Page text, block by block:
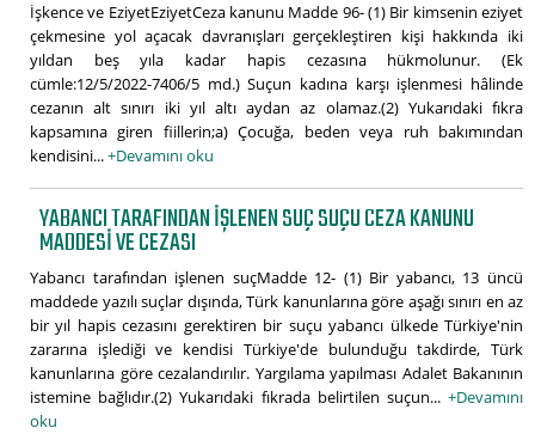
İşkence ve EziyetEziyetCeza kanunu Madde 96- (1) Bir kimsenin eziyet
çekmesine yol açacak davranışları gerçekleştiren kişi hakkında iki
yıldan beş yıla kadar hapis cezasına hükmolunur. (Ek
cümle:12/5/2022-7406/5 md.) Suçun kadına karşı işlenmesi hâlinde
cezanın alt sınırı iki yıl altı aydan az olamaz.(2) Yukarıdaki fıkra
kapsamına giren fiillerin;a) Çocuğa, beden veya ruh bakımından
kendisini...+Devamını oku
YABANCI TARAFINDAN IŞLENEN SUÇ SUÇU CEZA KANUNU
MADDESI VE CEZASI
Yabancı tarafından işlenen suçMadde 12- (1) Bir yabancı, 13 üncü
maddede yazılı suçlar dışında, Türk kanunlarına göre aşağı sınırı en az
bir yıl hapis cezasını gerektiren bir suçu yabancı ülkede Türkiye'nin
zararına işlediği ve kendisi Türkiye'de bulunduğu takdirde, Türk
kanunlarına göre cezalandırılır. Yargılama yapılması Adalet Bakanının
istemine bağlıdır.(2) Yukarıdaki fıkrada belirtilen suçun... +Devamını
oku